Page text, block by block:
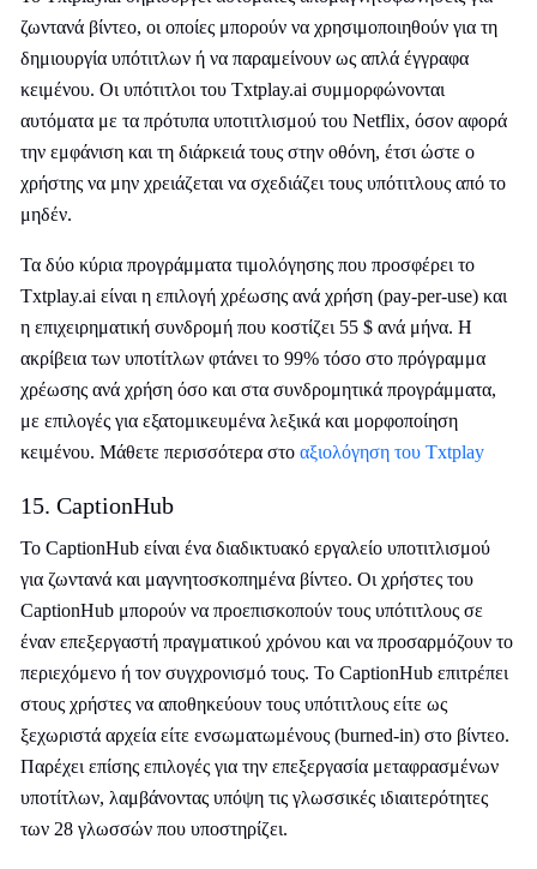
ζωντανά βίντεο, οι οποίες μπορούν να χρησιμοποιηθούν για τη
δημιουργία υπότιτλων ή να παραμείνουν ως απλά έγγραφα
κειμένου. Οι υπότιτλοι του Txtplay.ai συμμορφώνονται
αυτόματα με τα πρότυπα υποτιτλισμού του Netflix, όσον αφορά
την εμφάνιση και τη διάρκειά τους στην οθόνη, έτσι ώστε ο
χρήστης να μην χρειάζεται να σχεδιάζει τους υπότιτλους από το
μηδέν.
Τα δύο κύρια προγράμματα τιμολόγησης που προσφέρει το
Txtplay.ai είναι η επιλογή χρέωσης ανά χρήση (pay-per-use) και
η επιχειρηματική συνδρομή που κοστίζει 55 $ ανά μήνα. Η
ακρίβεια των υποτίτλων φτάνει το 99% τόσο στο πρόγραμμα
χρέωσης ανά χρήση όσο και στα συνδρομητικά προγράμματα,
με επιλογές για εξατομικευμένα λεξικά και μορφοποίηση
κειμένου. Μάθετε περισσότερα στο αξιολόγηση του Txtplay
15. CaptionHub
Το CaptionHub είναι ένα διαδικτυακό εργαλείο υποτιτλισμού
για ζωντανά και μαγνητοσκοπημένα βίντεο. Οι χρήστες του
CaptionHub μπορούν να προεπισκοπούν τους υπότιτλους σε
έναν επεξεργαστή πραγματικού χρόνου και να προσαρμόζουν το
περιεχόμενο ή τον συγχρονισμό τους. Το CaptionHub επιτρέπει
στους χρήστες να αποθηκεύουν τους υπότιτλους είτε ως
ξεχωριστά αρχεία είτε ενσωματωμένους (burned-in) στο βίντεο.
Παρέχει επίσης επιλογές για την επεξεργασία μεταφρασμένων
υποτίτλων, λαμβάνοντας υπόψη τις γλωσσικές ιδιαιτερότητες
των 28 γλωσσών που υποστηρίζει.